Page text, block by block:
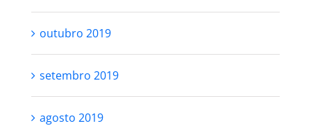
outubro 2019
setembro 2019
agosto 2019